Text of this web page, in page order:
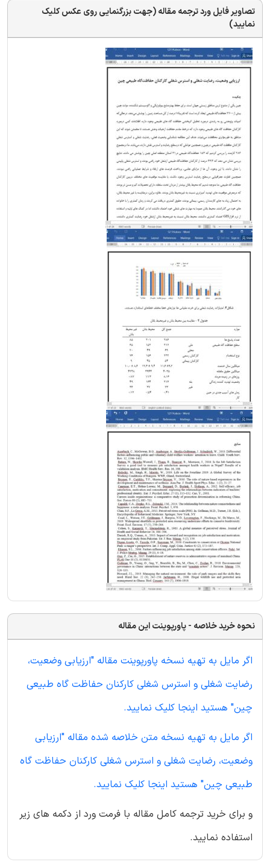
تصاویر فایل ورد ترجمه مقاله (جهت بزرگنمایی روی عکس کلیک
نمایید)
نحوه خرید خلاصه - پاورپوینت این مقاله
اگر مایل به تهیه نسخه پاورپوینت مقاله "ارزیابی وضعیت،
رضایت شغلی و استرس شغلی کارکنان حفاظت گاه طبیعی
چین" هستید اینجا کلیک نمایید.
اگر مایل به تهیه نسخه متن خلاصه شده مقاله "ارزیابی
وضعیت، رضایت شغلی و استرس شغلی کارکنان حفاظت گاه
طبیعی چین" هستید اینجا کلیک نمایید.
و برای خرید ترجمه کامل مقاله با فرمت ورد از دکمه های زیر
استفاده نمایید.